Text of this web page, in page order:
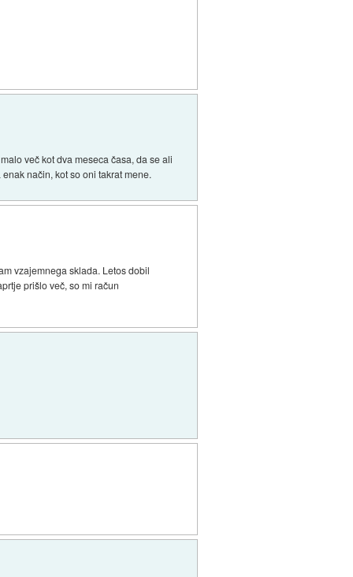
več kot dva meseca časa, da se ali
način, kot so oni takrat mene.
vzajemnega sklada. Letos dobil
prišlo več, so mi račun